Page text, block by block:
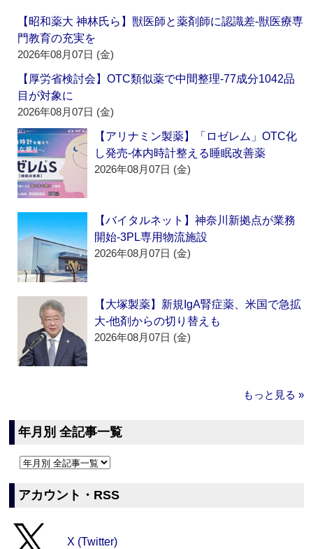
【昭和薬大 神林氏ら】獣医師と薬剤師に認識差‐獣医療専
門教育の充実を
2026年08月07日 (金)
【厚労省検討会】OTC類似薬で中間整理‐77成分1042品
目が対象に
2026年08月07日 (金)
【アリナミン製薬】「ロゼレム」OTC化
し発売‐体内時計整える睡眠改善薬
2026年08月07日 (金)
【バイタルネット】神奈川新拠点が業務
開始‐3PL専用物流施設
2026年08月07日 (金)
【大塚製薬】新規IgA腎症薬、米国で急拡
大‐他剤からの切り替えも
2026年08月07日 (金)
もっと見る »
年月別 全記事一覧
アカウント・RSS
X (Twitter)